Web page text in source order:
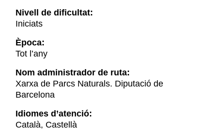
Nivell de dificultat:
Iniciats
Època:
Tot l’any
Nom administrador de ruta:
Xarxa de Parcs Naturals. Diputació de
Barcelona
Idiomes d’atenció:
Català, Castellà